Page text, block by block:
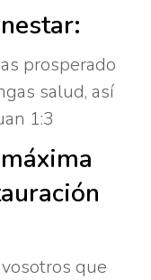
prosperado
salud, así
1:3
que